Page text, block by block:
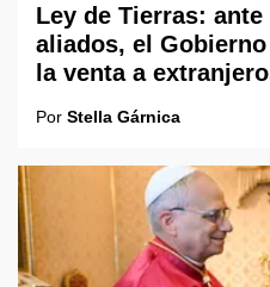
Ley de Tierras:
aliados, el
la venta a
Por Stella Gárnica